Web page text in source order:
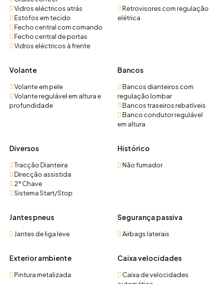
Vidros eléctricos atrás
Estofos em tecido
Fecho central com comando
Fecho central de portas
Vidros eléctricos à frente
Retrovisores com regulação
elétrica
Volante
Volante em pele
Volante regulável em altura e
profundidade
Bancos
Bancos dianteiros com
regulação lombar
Bancos traseiros rebatíveis
Banco condutor regulável
em altura
Diversos
Tracção Dianteira
Direcção assistida
2ª Chave
Sistema Start/Stop
Histórico
Não fumador
Jantes pneus
Jantes de liga leve
Segurança passiva
Airbags laterais
Exterior ambiente
Pintura metalizada
Caixa velocidades
Caixa de velocidades